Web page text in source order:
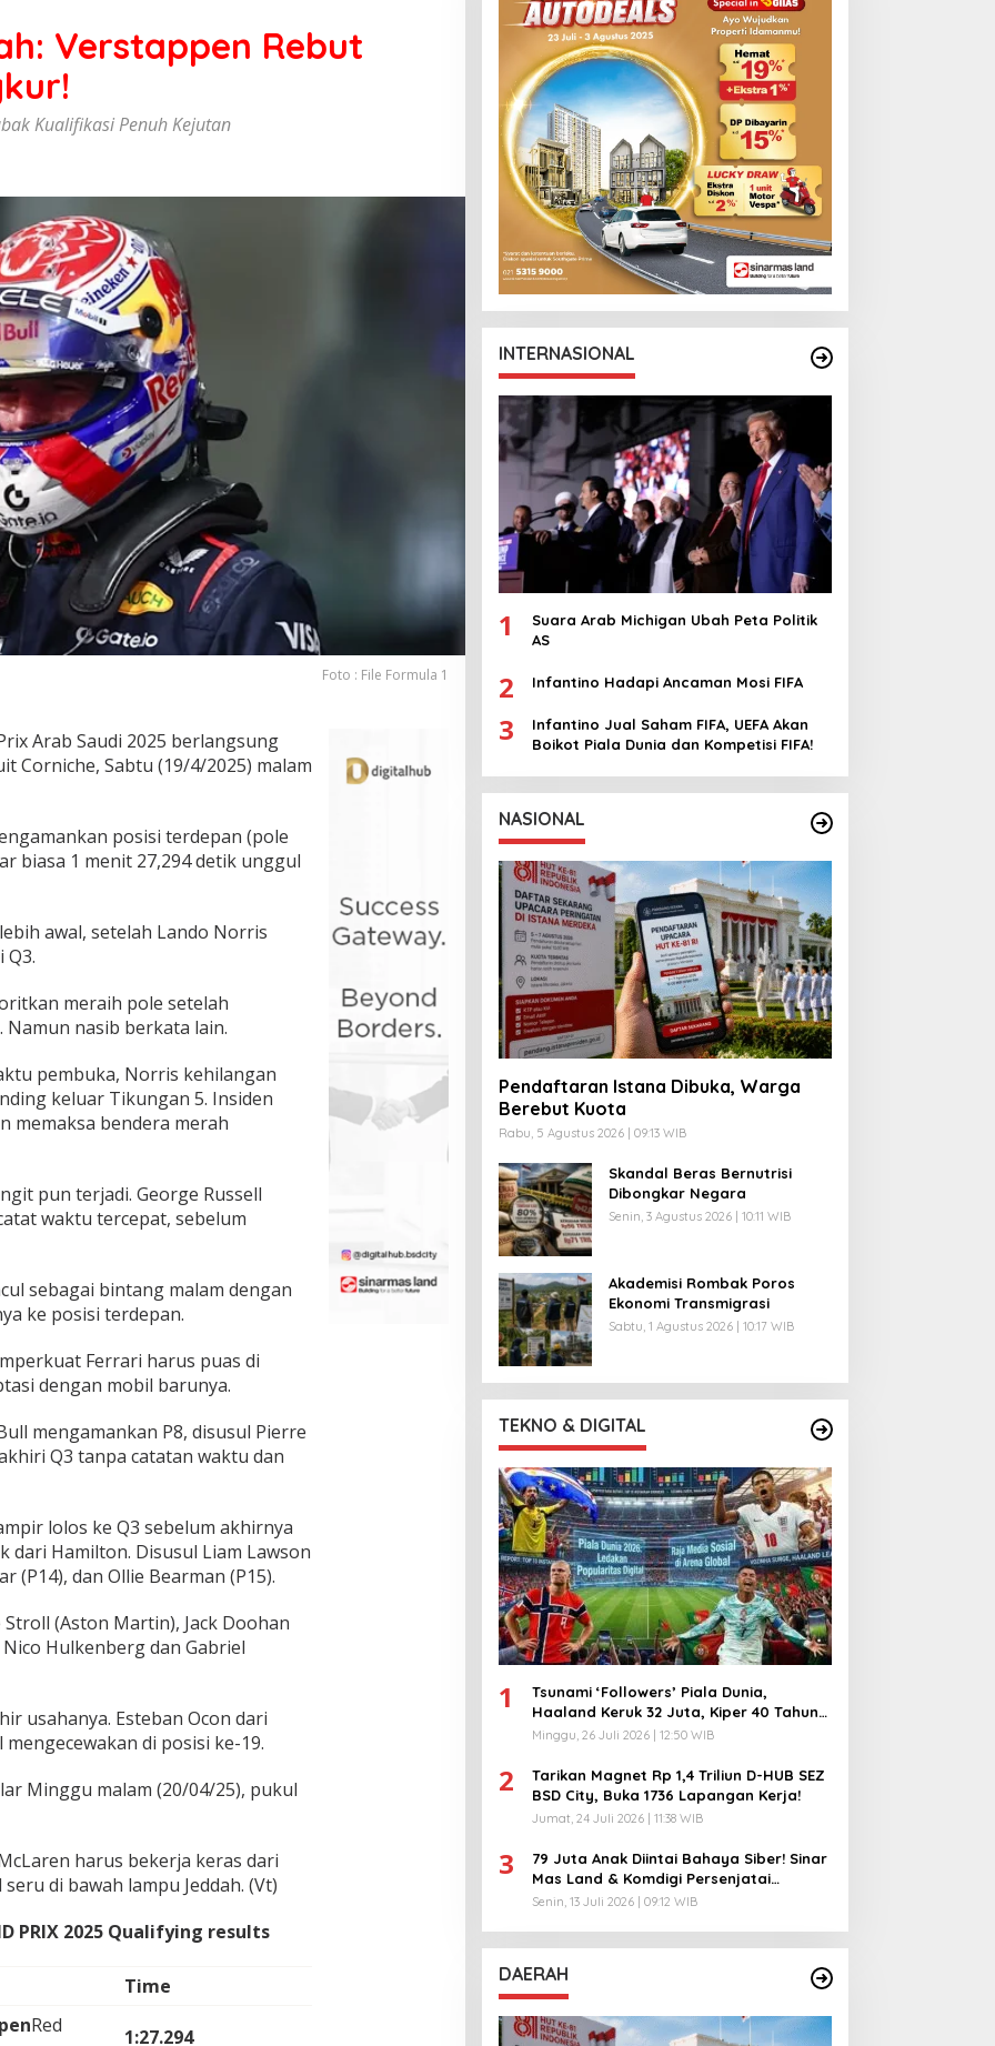
Verstappen Rebut
Kualifikasi Penuh Kejutan
Foto : File Formula 1
Arab Saudi 2025 berlangsung
Corniche, Sabtu (19/4/2025) malam
posisi terdepan (pole
biasa 1 menit 27,294 detik unggul
awal, setelah Lando Norris
Q3.
meraih pole setelah
nasib berkata lain.
pembuka, Norris kehilangan
keluar Tikungan 5. Insiden
memaksa bendera merah
pun terjadi. George Russell
waktu tercepat, sebelum
sebagai bintang malam dengan
ke posisi terdepan.
Ferrari harus puas di
dengan mobil barunya.
mengamankan P8, disusul Pierre
Q3 tanpa catatan waktu dan
lolos ke Q3 sebelum akhirnya
dari Hamilton. Disusul Liam Lawson
(P14), dan Ollie Bearman (P15).
(Aston Martin), Jack Doohan
Hulkenberg dan Gabriel
usahanya. Esteban Ocon dari
di posisi ke-19.
Minggu malam (20/04/25), pukul
harus bekerja keras dari
di bawah lampu Jeddah. (Vt)
PRIX 2025 Qualifying results
Time
Red
1:27.294
INTERNASIONAL
1
Suara Arab Michigan Ubah Peta Politik
AS
2 Infantino Hadapi Ancaman Mosi FIFA
3
Infantino Jual Saham FIFA, UEFA Akan
Boikot Piala Dunia dan Kompetisi FIFA!
NASIONAL
Pendaftaran Istana Dibuka, Warga
Berebut Kuota
Rabu, 5 Agustus 2026 | 09:13 WIB
Skandal Beras Bernutrisi
Dibongkar Negara
Senin, 3 Agustus 2026 | 10:11 WIB
Akademisi Rombak Poros
Ekonomi Transmigrasi
Sabtu, 1 Agustus 2026 | 10:17 WIB
TEKNO & DIGITAL
1
Tsunami ‘Followers’ Piala Dunia,
Haaland Keruk 32 Juta, Kiper 40 Tahun
Bikin Geger!
Minggu, 26 Juli 2026 | 12:50 WIB
2
Tarikan Magnet Rp 1,4 Triliun D-HUB SEZ
BSD City, Buka 1736 Lapangan Kerja!
Jumat, 24 Juli 2026 | 11:38 WIB
3
79 Juta Anak Diintai Bahaya Siber! Sinar
Mas Land & Komdigi Persenjatai
Ratusan Guru!
Senin, 13 Juli 2026 | 09:12 WIB
DAERAH